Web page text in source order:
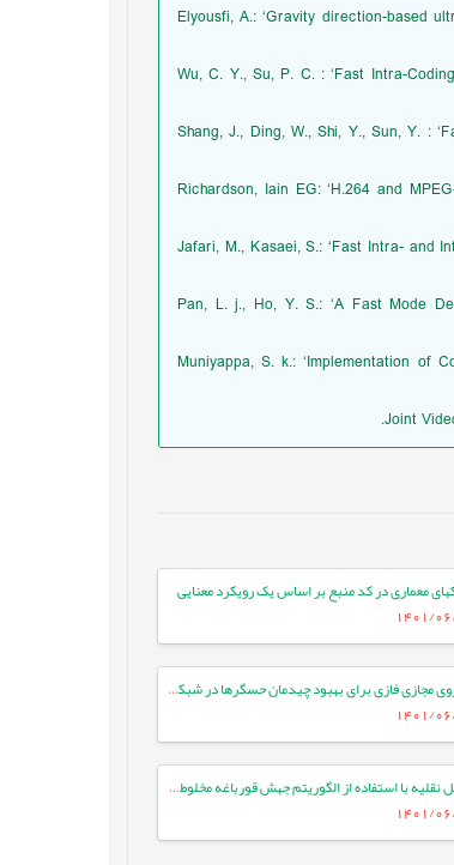
12. Elyousfi, A.: ‘Gravity direction-
13. Wu, C. Y., Su, P. C. : ‘Fast Intra-
14. Shang, J., Ding, W., Shi, Y., Sun,
15. Richardson, Iain EG: ‘H.264 and
16. Jafari, M., Kasaei, S.: ‘Fast Intra-
17. Pan, L. j., Ho, Y. S.: ‘A Fast Mode
18. Muniyappa, S. k.: ‘Implementation
معماری در کد منبع بر اساس یک رویکرد معنایی
دو الگوریتم نیروی مجازی فازی برای بهبود چیدمان حسگرها در شبکه‌های حسگر بی‌سیم
مسیریابی وسایل نقلیه با استفاده از الگوریتم جهش قورباغه مخلوط شده فرد محور